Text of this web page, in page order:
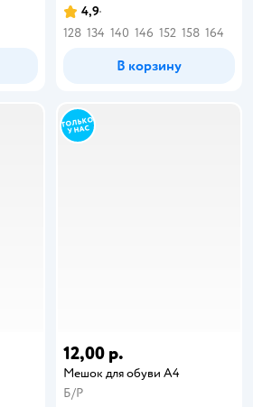
4,9
128 134 140 146 152 158 164
В корзину
12,00 р.
Мешок для обуви А4
Б/Р